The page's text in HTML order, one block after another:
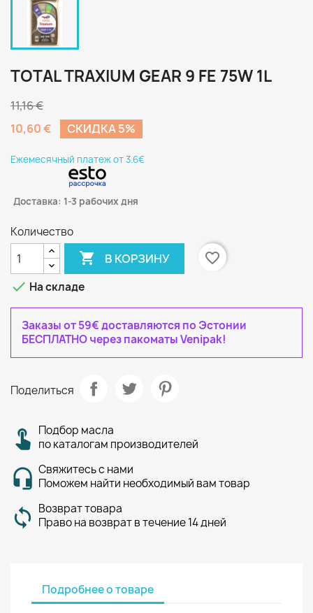
TOTAL TRAXIUM GEAR 9 FE 75W 1L
11,16 €
10,60 €
CКИДКА 5%
Eжемесячный платеж от 3.6€
Доставка: 1-3 рабочих дня
Количество
 В КОРЗИНУ
favorite_border
 На складе
Заказы от 59€ доставляются по Эстонии
БЕСПЛАТНО через пакоматы Venipak!
Поделиться
Подбор масла
по каталогам производителей
Свяжитесь с нами
Поможем найти необходимый вам товар
Возврат товара
Право на возврат в течение 14 дней
Подробнее о товаре